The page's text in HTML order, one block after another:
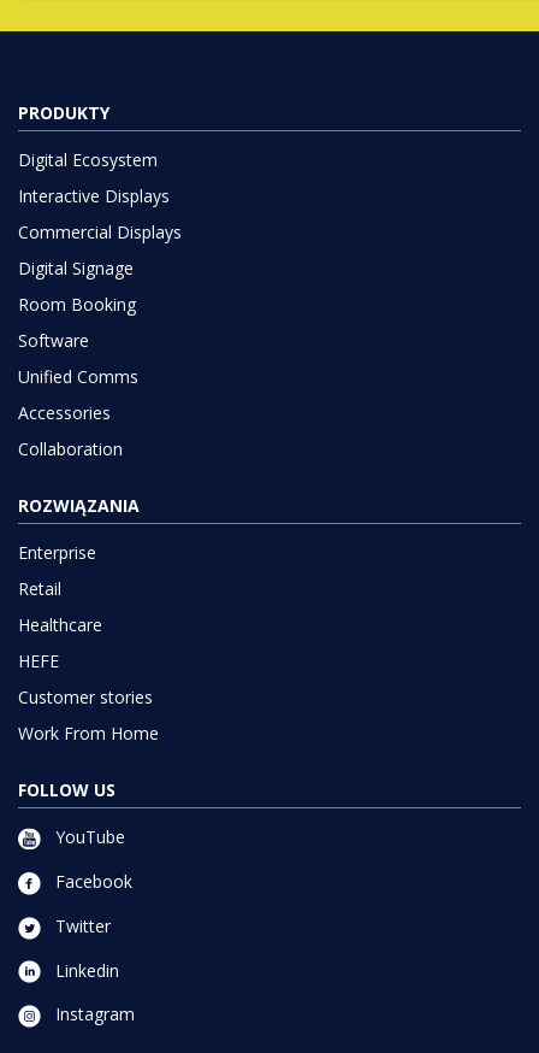
PRODUKTY
Digital Ecosystem
Interactive Displays
Commercial Displays
Digital Signage
Room Booking
Software
Unified Comms
Accessories
Collaboration
ROZWIĄZANIA
Enterprise
Retail
Healthcare
HEFE
Customer stories
Work From Home
FOLLOW US
YouTube
Facebook
Twitter
Linkedin
Instagram